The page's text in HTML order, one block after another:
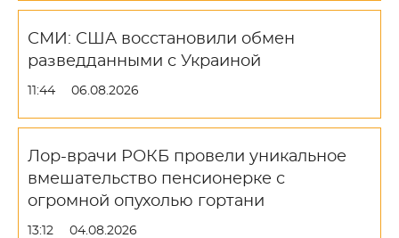
СМИ: США восстановили обмен
разведданными с Украиной
11:44 06.08.2026
Лор-врачи РОКБ провели уникальное
вмешательство пенсионерке с
огромной опухолью гортани
13:12 04.08.2026